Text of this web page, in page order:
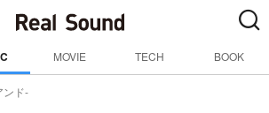
MOVIE TECH BOOK
ンド-